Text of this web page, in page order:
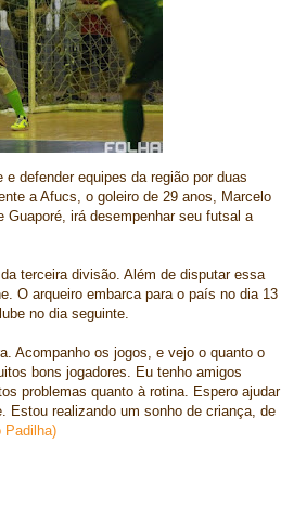
defender equipes da região por duas
a Afucs, o goleiro de 29 anos, Marcelo
Guaporé, irá desempenhar seu futsal a
terceira divisão. Além de disputar essa
O arqueiro embarca para o país no dia 13
no dia seguinte.
Acompanho os jogos, e vejo o quanto o
bons jogadores. Eu tenho amigos
problemas quanto à rotina. Espero ajudar
Estou realizando um sonho de criança, de
Padilha)